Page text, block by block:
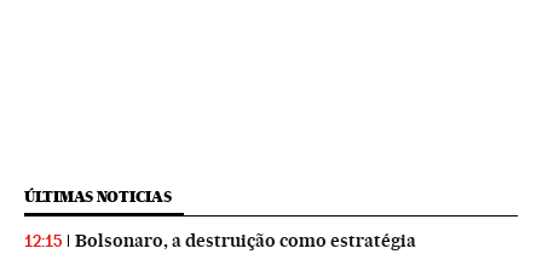
ÚLTIMAS NOTICIAS
12:15 Bolsonaro, a destruição como estratégia